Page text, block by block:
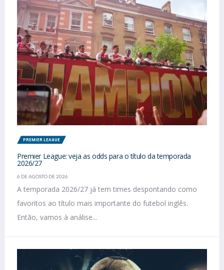
PREMIER LEAGUE
Premier League: veja as odds para o título da temporada
2026/27
6 DE AGOSTO DE 2026
A temporada 2026/27 já tem times despontando como
favoritos ao título mais importante do futebol inglês.
Então, vamos à análise...